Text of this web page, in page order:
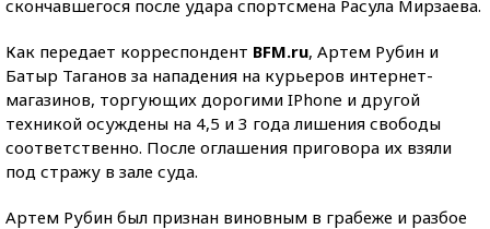
скончавшегося после удара спортсмена Расула Мирзаева.
Как передает корреспондент BFM.ru, Артем Рубин и
Батыр Таганов за нападения на курьеров интернет-
магазинов, торгующих дорогими IPhone и другой
техникой осуждены на 4,5 и 3 года лишения свободы
соответственно. После оглашения приговора их взяли
под стражу в зале суда.
Артем Рубин был признан виновным в грабеже и разбое